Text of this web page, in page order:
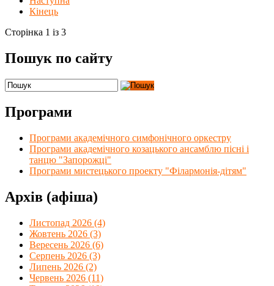
Кінець
Сторінка 1 із 3
Пошук по сайту
Програми
Програми академічного симфонічного оркестру
Програми академічного козацького ансамблю пісні і
танцю "Запорожці"
Програми мистецького проекту "Філармонія-дітям"
Архів (афіша)
Листопад 2026 (4)
Жовтень 2026 (3)
Вересень 2026 (6)
Серпень 2026 (3)
Липень 2026 (2)
Червень 2026 (11)